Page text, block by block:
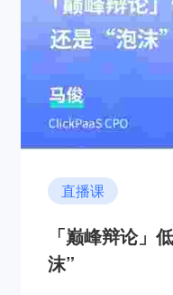
直播课
「巅峰辩论」
沫”